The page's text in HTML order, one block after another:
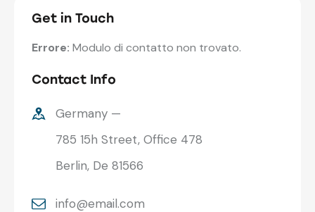
Get in Touch
Errore: Modulo di contatto non trovato.
Contact Info
Germany —
785 15h Street, Office 478
Berlin, De 81566
info@email.com